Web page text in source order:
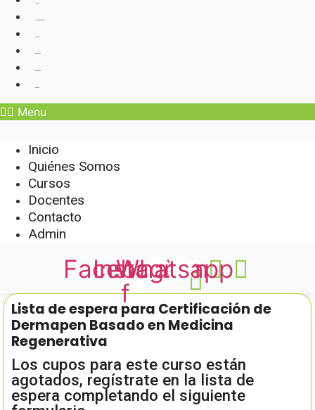
Menu
Inicio
Quiénes Somos
Cursos
Docentes
Contacto
Admin
Facebook-
f
Instagram
Whatsapp
Lista de espera para Certificación de
Dermapen Basado en Medicina
Regenerativa
Los cupos para este curso están
agotados, regístrate en la lista de
espera completando el siguiente